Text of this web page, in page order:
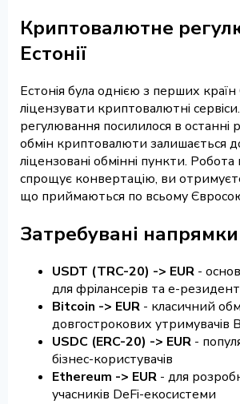
Криптовалютне
Естонії
Естонія була однією з перших
ліцензувати криптовалютні
регулювання посилилося в останні
обмін криптовалюти залишається
ліцензовані обмінні пункти. Робота
спрощує конвертацію, ви
що приймаються по всьому
Затребувані
USDT (TRC-20) -> EUR -
для фрілансерів та e-
Bitcoin -> EUR - класичний
довгострокових утримувачів
USDC (ERC-20) -> EUR -
бізнес-користувачів
Ethereum -> EUR - для
учасників DeFi-екосистеми